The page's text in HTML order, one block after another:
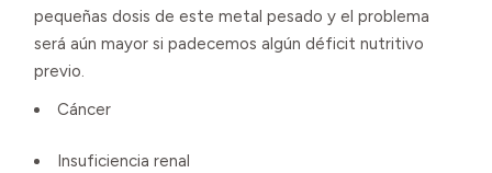
pequeñas dosis de este metal pesado y el problema
será aún mayor si padecemos algún déficit nutritivo
previo.
Cáncer
Insuficiencia renal